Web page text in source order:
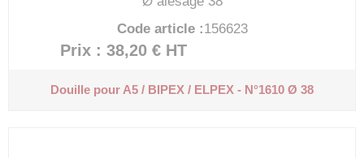
Code article :156623
Prix : 38,20 € HT
Douille pour A5 / BIPEX / ELPEX - N°1610 Ø 38